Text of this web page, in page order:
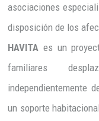
asociaciones
disposición de los
HAVITA es un
familiares
independientemente
un soporte